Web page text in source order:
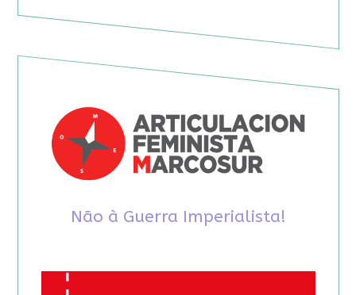
Não à Guerra Imperialista!